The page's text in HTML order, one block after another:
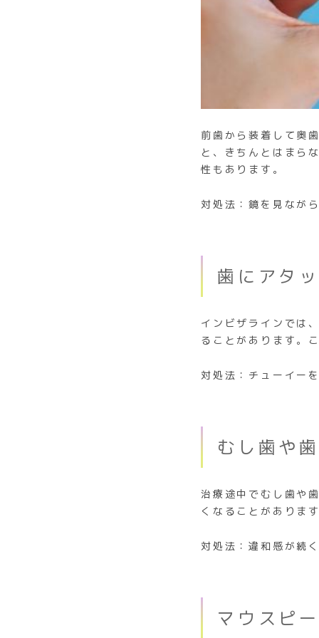
前歯から装着して奥
と、きちんとはまら
性もあります。
対処法：鏡を見なが
歯にアタ
インビザラインでは
ることがあります。
対処法：チューイー
むし歯や
治療途中でむし歯や
くなることがありま
対処法：違和感が続
マウスピ